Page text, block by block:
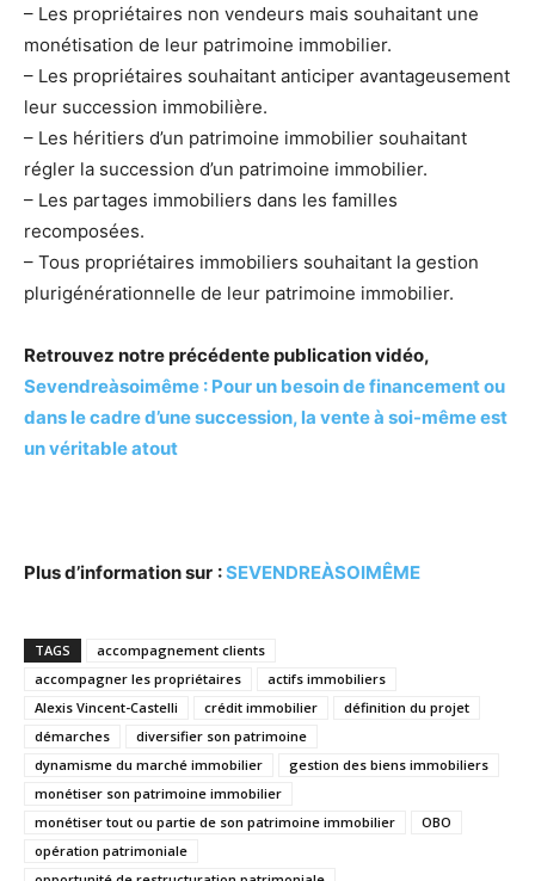
– Les propriétaires non vendeurs mais souhaitant une
monétisation de leur patrimoine immobilier.
– Les propriétaires souhaitant anticiper avantageusement
leur succession immobilière.
– Les héritiers d’un patrimoine immobilier souhaitant
régler la succession d’un patrimoine immobilier.
– Les partages immobiliers dans les familles
recomposées.
– Tous propriétaires immobiliers souhaitant la gestion
plurigénérationnelle de leur patrimoine immobilier.
Retrouvez notre précédente publication vidéo,
Sevendreàsoimême : Pour un besoin de financement ou
dans le cadre d’une succession, la vente à soi-même est
un véritable atout
Plus d’information sur :SEVENDREÀSOIMÊME
TAGS
accompagnement clients
accompagner les propriétaires
actifs immobiliers
Alexis Vincent-Castelli
crédit immobilier
définition du projet
démarches
diversifier son patrimoine
dynamisme du marché immobilier
gestion des biens immobiliers
monétiser son patrimoine immobilier
monétiser tout ou partie de son patrimoine immobilier
OBO
opération patrimoniale